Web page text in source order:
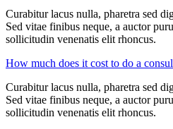
Curabitur lacus nulla, pharetra sed
Sed vitae finibus neque, a auctor
sollicitudin venenatis elit rhoncus.
How much does it cost to do a
Curabitur lacus nulla, pharetra sed
Sed vitae finibus neque, a auctor
sollicitudin venenatis elit rhoncus.